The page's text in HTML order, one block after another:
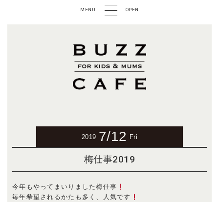
MENU OPEN
2019 7/12 Fri
梅仕事2019
今年もやってまいりました梅仕事
毎年希望されるかたも多く、人気です